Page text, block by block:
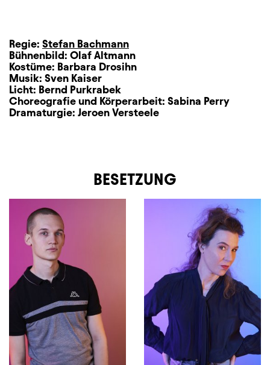
Regie: Stefan Bachmann
Bühnenbild: Olaf Altmann
Kostüme: Barbara Drosihn
Musik: Sven Kaiser
Licht: Bernd Purkrabek
Choreografie und Körperarbeit: Sabina Perry
Dramaturgie: Jeroen Versteele
BESETZUNG